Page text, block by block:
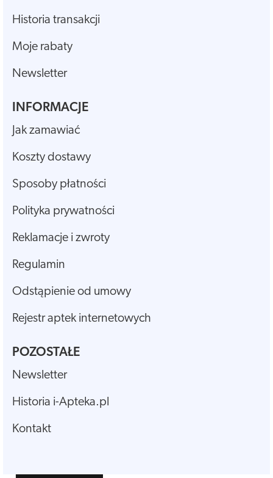
Historia transakcji
Moje rabaty
Newsletter
INFORMACJE
Jak zamawiać
Koszty dostawy
Sposoby płatności
Polityka prywatności
Reklamacje i zwroty
Regulamin
Odstąpienie od umowy
Rejestr aptek internetowych
POZOSTAŁE
Newsletter
Historia i-Apteka.pl
Kontakt